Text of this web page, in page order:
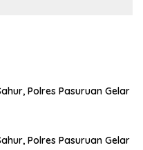
Polres Pasuruan Gelar
Polres Pasuruan Gelar